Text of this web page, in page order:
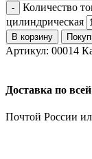
Количество
цилиндрическая
В корзину
Артикул: 00014
Доставка по
Почтой России